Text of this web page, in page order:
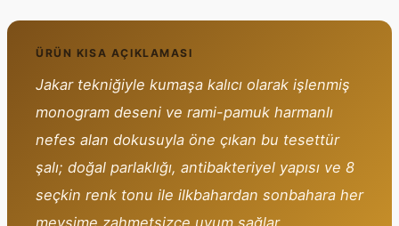
ÜRÜN KISA AÇIKLAMASI
Jakar tekniğiyle kumaşa kalıcı olarak işlenmiş
monogram deseni ve rami-pamuk harmanlı
nefes alan dokusuyla öne çıkan bu tesettür
şalı; doğal parlaklığı, antibakteriyel yapısı ve 8
seçkin renk tonu ile ilkbahardan sonbahara her
mevsime zahmetsizce uyum sağlar.